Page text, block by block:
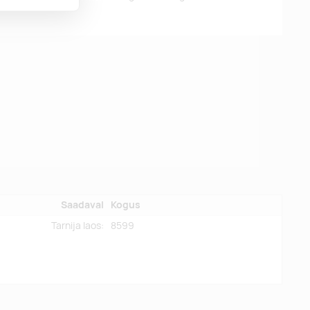
Saadaval Kogus
Tarnija laos: 8599